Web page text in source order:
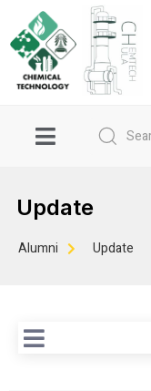
Update
Alumni Update